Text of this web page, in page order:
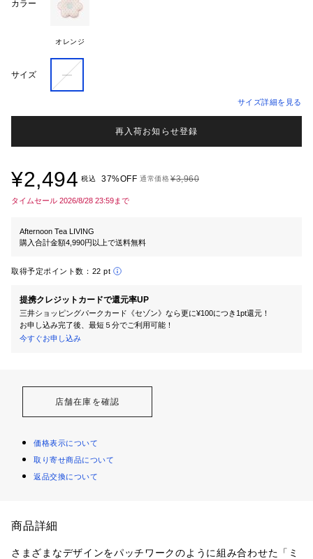
カラー
オレンジ
サイズ ―
サイズ詳細を見る
再入荷お知らせ登録
¥2,494 税込 37%OFF 通常価格¥3,960
タイムセール 2026/8/28 23:59まで
Afternoon Tea LIVING
購入合計金額4,990円以上で送料無料
取得予定ポイント数： 22 pt
提携クレジットカードで還元率UP
三井ショッピングパークカード《セゾン》なら更に¥100につき1pt還元！
お申し込み完了後、最短５分でご利用可能！
今すぐお申し込み
店舗在庫を確認
価格表示について
取り寄せ商品について
返品交換について
商品詳細
さまざまなデザインをパッチワークのように組み合わせた「ミ